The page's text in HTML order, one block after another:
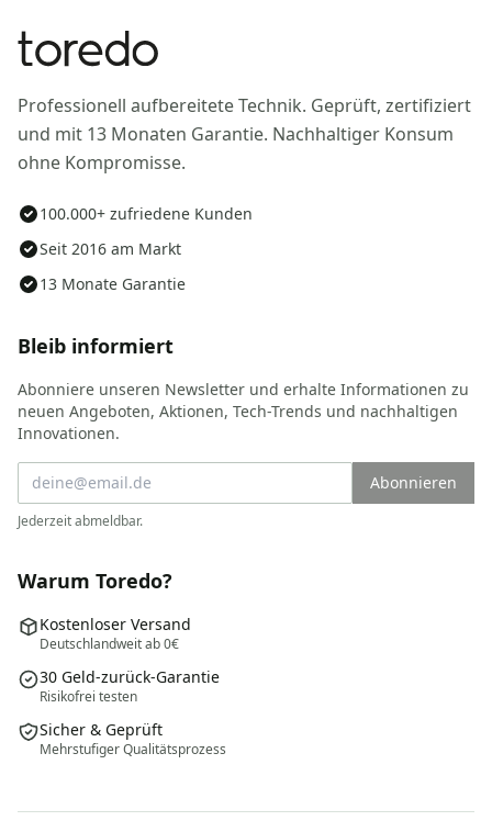
Professionell aufbereitete Technik. Geprüft, zertifiziert
und mit 13 Monaten Garantie. Nachhaltiger Konsum
ohne Kompromisse.
100.000+ zufriedene Kunden
Seit 2016 am Markt
13 Monate Garantie
Bleib informiert
Abonniere unseren Newsletter und erhalte Informationen zu
neuen Angeboten, Aktionen, Tech-Trends und nachhaltigen
Innovationen.
Abonnieren
Jederzeit abmeldbar.
Warum Toredo?
Kostenloser Versand
Deutschlandweit ab 0€
30 Geld-zurück-Garantie
Risikofrei testen
Sicher & Geprüft
Mehrstufiger Qualitätsprozess